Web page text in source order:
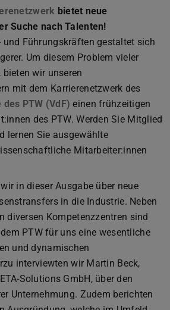
bietet neue
Suche nach Talenten!
und Führungskräften gestaltet sich
Um diesem Problem vieler
bieten wir unseren
mit dem Karrierenetzwerk des
PTW (VdF) einen frühzeitigen
des PTW. Werden Sie Mitglied
lernen Sie ausgewählte
Mitarbeiter:innen
in dieser Ausgabe über neue
in die Industrie. Neben
diversen Kompetenzzentren sind
PTW für uns eine wesentliche
und dynamischen
interviewten wir Martin Beck,
Solutions GmbH, über den
Unternehmung. Zudem berichten